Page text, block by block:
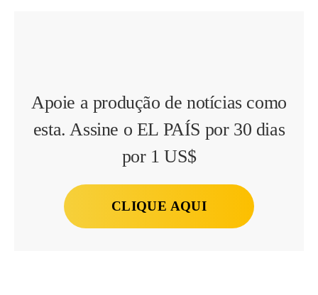
Apoie a produção de notícias como
esta. Assine o EL PAÍS por 30 dias
por 1 US$
CLIQUE AQUI